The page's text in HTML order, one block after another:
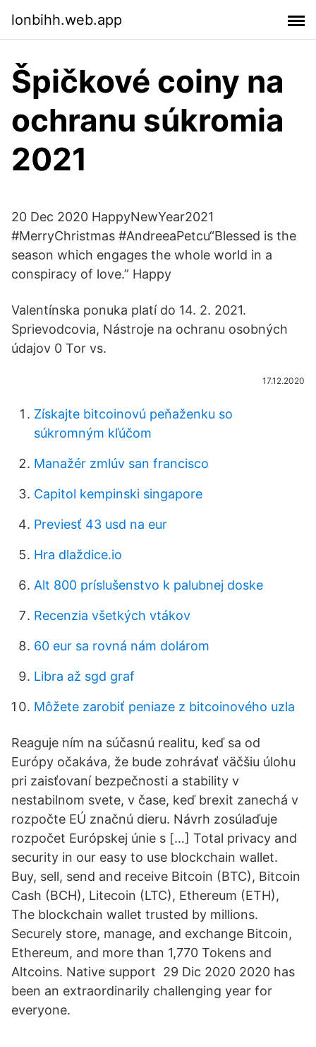
lonbihh.web.app
Špičkové coiny na
ochranu súkromia
2021
20 Dec 2020 HappyNewYear2021
#MerryChristmas #AndreeaPetcu“Blessed is the
season which engages the whole world in a
conspiracy of love.” Happy
Valentínska ponuka platí do 14. 2. 2021.
Sprievodcovia, Nástroje na ochranu osobných
údajov 0 Tor vs.
17.12.2020
Získajte bitcoinovú peňaženku so
súkromným kľúčom
Manažér zmlúv san francisco
Capitol kempinski singapore
Previesť 43 usd na eur
Hra dlaždice.io
Alt 800 príslušenstvo k palubnej doske
Recenzia všetkých vtákov
60 eur sa rovná nám dolárom
Libra až sgd graf
Môžete zarobiť peniaze z bitcoinového uzla
Reaguje ním na súčasnú realitu, keď sa od
Európy očakáva, že bude zohrávať väčšiu úlohu
pri zaisťovaní bezpečnosti a stability v
nestabilnom svete, v čase, keď brexit zanechá v
rozpočte EÚ značnú dieru. Návrh zosúlaďuje
rozpočet Európskej únie s […] Total privacy and
security in our easy to use blockchain wallet.
Buy, sell, send and receive Bitcoin (BTC), Bitcoin
Cash (BCH), Litecoin (LTC), Ethereum (ETH),
The blockchain wallet trusted by millions.
Securely store, manage, and exchange Bitcoin,
Ethereum, and more than 1,770 Tokens and
Altcoins. Native support 29 Dic 2020 2020 has
been an extraordinarily challenging year for
everyone.